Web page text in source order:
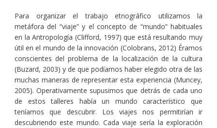
Para organizar el trabajo etnográfico utilizamos la
metáfora del “viaje” y el concepto de “mundo” habituales
en la Antropología (Clifford, 1997) que está resultando muy
útil en el mundo de la innovación (Colobrans, 2012) Éramos
conscientes del problema de la localización de la cultura
(Buzard, 2003) y de que podíamos haber elegido otra de las
muchas maneras de representar esta experiencia (Muncey,
2005). Operativamente supusimos que detrás de cada uno
de estos talleres había un mundo característico que
teníamos que descubrir. Los viajes nos permitirían ir
descubriendo este mundo. Cada viaje sería la exploración